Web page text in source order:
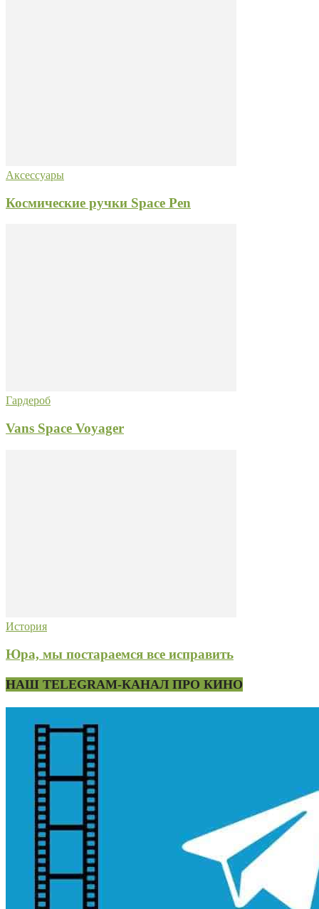
Аксессуары
Космические ручки Space Pen
Гардероб
Vans Space Voyager
История
Юра, мы постараемся все исправить
НАШ TELEGRAM-КАНАЛ ПРО КИНО